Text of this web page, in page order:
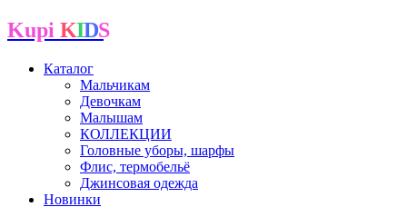
Kupi K I D S
Каталог
Мальчикам
Девочкам
Малышам
КОЛЛЕКЦИИ
Головные уборы, шарфы
Флис, термобельё
Джинсовая одежда
Новинки